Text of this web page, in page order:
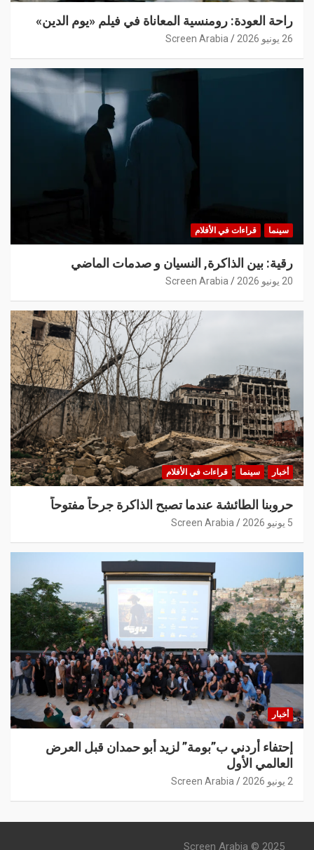
راحة العودة: رومنسية المعاناة في فيلم «يوم الدين»
26 يونيو 2026 Screen Arabia
سينما قراءات في الأفلام
رقية: بين الذاكرة, النسيان و صدمات الماضي
20 يونيو 2026 Screen Arabia
أخبار سينما قراءات في الأفلام
حروبنا الطائشة عندما تصبح الذاكرة جرحاً مفتوحاً
5 يونيو 2026 Screen Arabia
أخبار
إحتفاء أردني ب”بومة” لزيد أبو حمدان قبل العرض
العالمي الأول
2 يونيو 2026 Screen Arabia
Screen Arabia © 2025